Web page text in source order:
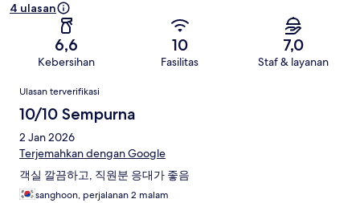
4 ulasan
6,6
Kebersihan
10
Fasilitas
7,0
Staf & layanan
Ulasan
Ulasan terverifikasi
10/10 Sempurna
2 Jan 2026
Terjemahkan dengan Google
객실 깔끔하고, 직원분 응대가 좋음
sanghoon, perjalanan 2 malam